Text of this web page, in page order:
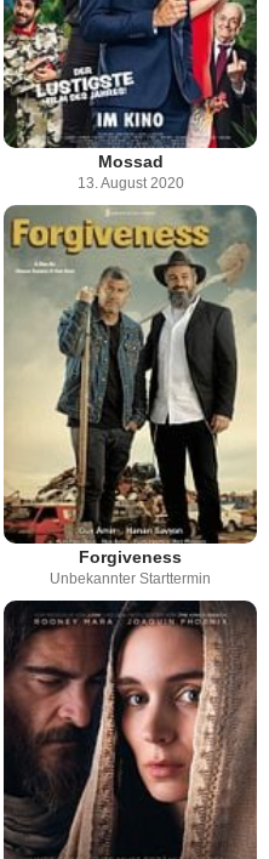
Mossad
13. August 2020
Forgiveness
Unbekannter Starttermin